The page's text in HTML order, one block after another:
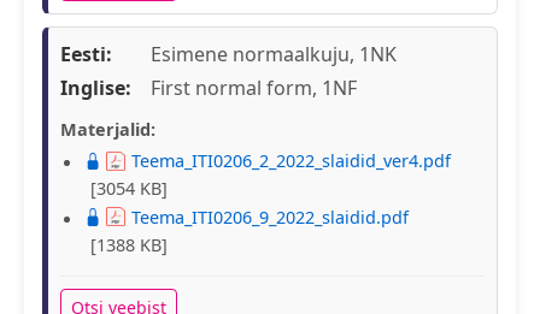
Eesti:
Esimene normaalkuju, 1NK
Inglise:
First normal form, 1NF
Materjalid:
Teema_ITI0206_2_2022_slaidid_ver4.pdf
[3054 KB]
Teema_ITI0206_9_2022_slaidid.pdf
[1388 KB]
Otsi veebist